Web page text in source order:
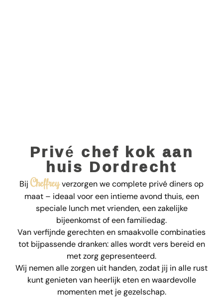
Privé chef kok aan
huis Dordrecht
Bij Cheffreyverzorgen we complete privé diners op
maat – ideaal voor een intieme avond thuis, een
speciale lunch met vrienden, een zakelijke
bijeenkomst of een familiedag.
Van verfijnde gerechten en smaakvolle combinaties
tot bijpassende dranken: alles wordt vers bereid en
met zorg gepresenteerd.
Wij nemen alle zorgen uit handen, zodat jij in alle rust
kunt genieten van heerlijk eten en waardevolle
momenten met je gezelschap.